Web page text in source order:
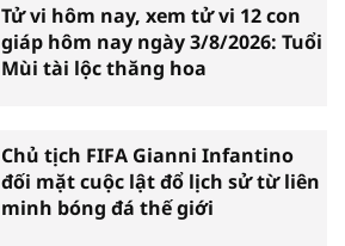
Tử vi hôm nay, xem tử vi 12 con
giáp hôm nay ngày 3/8/2026: Tuổi
Mùi tài lộc thăng hoa
Chủ tịch FIFA Gianni Infantino
đối mặt cuộc lật đổ lịch sử từ liên
minh bóng đá thế giới